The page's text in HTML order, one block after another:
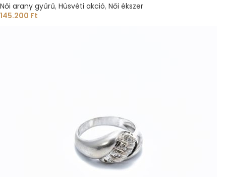
Női arany gyűrű, Húsvéti akció, Női ékszer
145.200 Ft